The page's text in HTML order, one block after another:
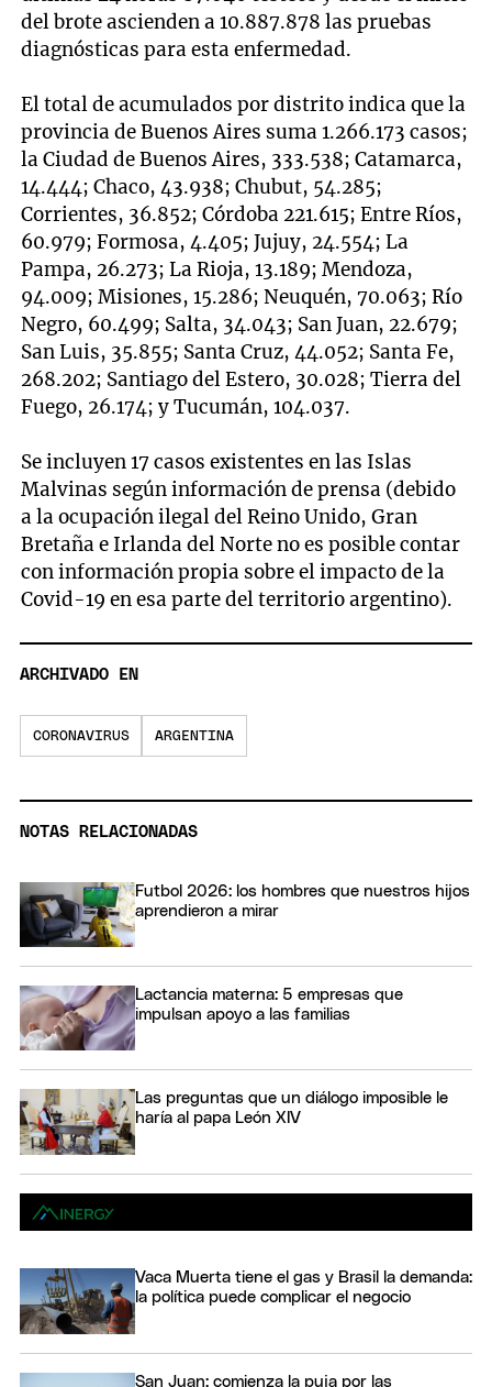
del brote ascienden a 10.887.878 las pruebas
diagnósticas para esta enfermedad.
El total de acumulados por distrito indica que la
provincia de Buenos Aires suma 1.266.173 casos;
la Ciudad de Buenos Aires, 333.538; Catamarca,
14.444; Chaco, 43.938; Chubut, 54.285;
Corrientes, 36.852; Córdoba 221.615; Entre Ríos,
60.979; Formosa, 4.405; Jujuy, 24.554; La
Pampa, 26.273; La Rioja, 13.189; Mendoza,
94.009; Misiones, 15.286; Neuquén, 70.063; Río
Negro, 60.499; Salta, 34.043; San Juan, 22.679;
San Luis, 35.855; Santa Cruz, 44.052; Santa Fe,
268.202; Santiago del Estero, 30.028; Tierra del
Fuego, 26.174; y Tucumán, 104.037.
Se incluyen 17 casos existentes en las Islas
Malvinas según información de prensa (debido
a la ocupación ilegal del Reino Unido, Gran
Bretaña e Irlanda del Norte no es posible contar
con información propia sobre el impacto de la
Covid-19 en esa parte del territorio argentino).
ARCHIVADO EN
CORONAVIRUS ARGENTINA
NOTAS RELACIONADAS
Futbol 2026: los hombres que nuestros hijos
aprendieron a mirar
Lactancia materna: 5 empresas que
impulsan apoyo a las familias
Las preguntas que un diálogo imposible le
haría al papa León XIV
Vaca Muerta tiene el gas y Brasil la demanda:
la política puede complicar el negocio
San Juan: comienza la puja por las